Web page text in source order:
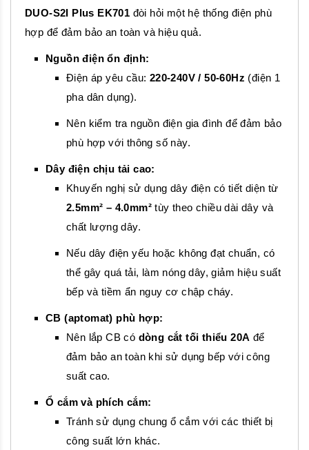
DUO-S2I Plus EK701 đòi hỏi một hệ thống điện phù
hợp để đảm bảo an toàn và hiệu quả.
Nguồn điện ổn định:
Điện áp yêu cầu: 220-240V / 50-60Hz (điện 1
pha dân dụng).
Nên kiểm tra nguồn điện gia đình để đảm bảo
phù hợp với thông số này.
Dây điện chịu tải cao:
Khuyến nghị sử dụng dây điện có tiết diện từ
2.5mm² – 4.0mm² tùy theo chiều dài dây và
chất lượng dây.
Nếu dây điện yếu hoặc không đạt chuẩn, có
thể gây quá tải, làm nóng dây, giảm hiệu suất
bếp và tiềm ẩn nguy cơ chập cháy.
CB (aptomat) phù hợp:
Nên lắp CB có dòng cắt tối thiểu 20A để
đảm bảo an toàn khi sử dụng bếp với công
suất cao.
Ổ cắm và phích cắm:
Tránh sử dụng chung ổ cắm với các thiết bị
công suất lớn khác.